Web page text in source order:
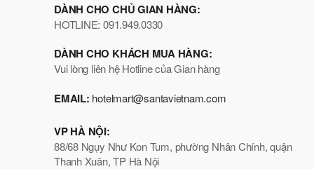
DÀNH CHO CHỦ GIAN HÀNG:
HOTLINE: 091.949.0330
DÀNH CHO KHÁCH MUA HÀNG:
Vui lòng liên hệ Hotline của Gian hàng
EMAIL: hotelmart@santavietnam.com
VP HÀ NỘI:
88/68 Ngụy Như Kon Tum, phường Nhân Chính, quận
Thanh Xuân, TP Hà Nội